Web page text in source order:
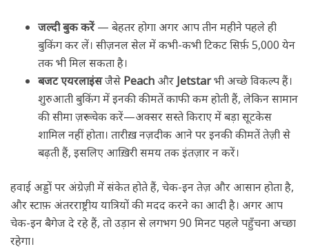
जल्दी बुक करें— बेहतर होगा अगर आप तीन महीने पहले ही
बुकिंग कर लें। सीज़नल सेल में कभी-कभी टिकट सिर्फ़ 5,000 येन
तक भी मिल सकता है।
बजट एयरलाइंसजैसे Peach और Jetstarभी अच्छे विकल्प हैं।
शुरुआती बुकिंग में इनकी कीमतें काफी कम होती हैं, लेकिन सामान
की सीमा ज़रूर चेक करें—अक्सर सस्ते किराए में बड़ा सूटकेस
शामिल नहीं होता। तारीख़ नज़दीक आने पर इनकी कीमतें तेज़ी से
बढ़ती हैं, इसलिए आख़िरी समय तक इंतज़ार न करें।
हवाई अड्डों पर अंग्रेज़ी में संकेत होते हैं, चेक-इन तेज़ और आसान होता है,
और स्टाफ़ अंतरराष्ट्रीय यात्रियों की मदद करने का आदी है। अगर आप
चेक-इन बैगेज दे रहे हैं, तो उड़ान से लगभग 90 मिनट पहले पहुँचना अच्छा
रहेगा।